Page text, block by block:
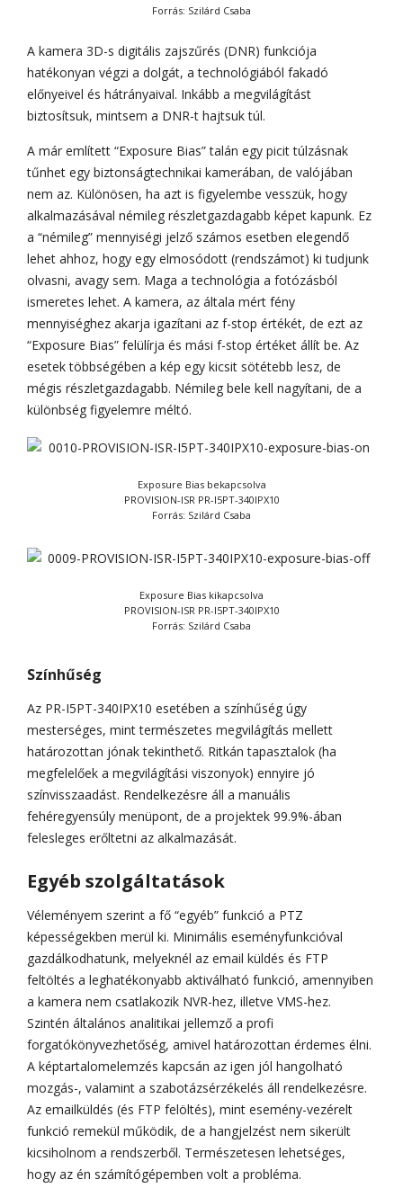
Forrás: Szilárd Csaba
A kamera 3D-s digitális zajszűrés (DNR) funkciója
hatékonyan végzi a dolgát, a technológiából fakadó
előnyeivel és hátrányaival. Inkább a megvilágítást
biztosítsuk, mintsem a DNR-t hajtsuk túl.
A már említett “Exposure Bias” talán egy picit túlzásnak
tűnhet egy biztonságtechnikai kamerában, de valójában
nem az. Különösen, ha azt is figyelembe vesszük, hogy
alkalmazásával némileg részletgazdagabb képet kapunk. Ez
a “némileg” mennyiségi jelző számos esetben elegendő
lehet ahhoz, hogy egy elmosódott (rendszámot) ki tudjunk
olvasni, avagy sem. Maga a technológia a fotózásból
ismeretes lehet. A kamera, az általa mért fény
mennyiséghez akarja igazítani az f-stop értékét, de ezt az
“Exposure Bias” felülírja és mási f-stop értéket állít be. Az
esetek többségében a kép egy kicsit sötétebb lesz, de
mégis részletgazdagabb. Némileg bele kell nagyítani, de a
különbség figyelemre méltó.
Exposure Bias bekapcsolva
PROVISION-ISR PR-I5PT-340IPX10
Forrás: Szilárd Csaba
Exposure Bias kikapcsolva
PROVISION-ISR PR-I5PT-340IPX10
Forrás: Szilárd Csaba
Színhűség
Az PR-I5PT-340IPX10 esetében a színhűség úgy
mesterséges, mint természetes megvilágítás mellett
határozottan jónak tekinthető. Ritkán tapasztalok (ha
megfelelőek a megvilágítási viszonyok) ennyire jó
színvisszaadást. Rendelkezésre áll a manuális
fehéregyensúly menüpont, de a projektek 99.9%-ában
felesleges erőltetni az alkalmazását.
Egyéb szolgáltatások
Véleményem szerint a fő “egyéb” funkció a PTZ
képességekben merül ki. Minimális eseményfunkcióval
gazdálkodhatunk, melyeknél az email küldés és FTP
feltöltés a leghatékonyabb aktiválható funkció, amennyiben
a kamera nem csatlakozik NVR-hez, illetve VMS-hez.
Szintén általános analitikai jellemző a profi
forgatókönyvezhetőség, amivel határozottan érdemes élni.
A képtartalomelemzés kapcsán az igen jól hangolható
mozgás-, valamint a szabotázsérzékelés áll rendelkezésre.
Az emailküldés (és FTP felöltés), mint esemény-vezérelt
funkció remekül működik, de a hangjelzést nem sikerült
kicsiholnom a rendszerből. Természetesen lehetséges,
hogy az én számítógépemben volt a probléma.